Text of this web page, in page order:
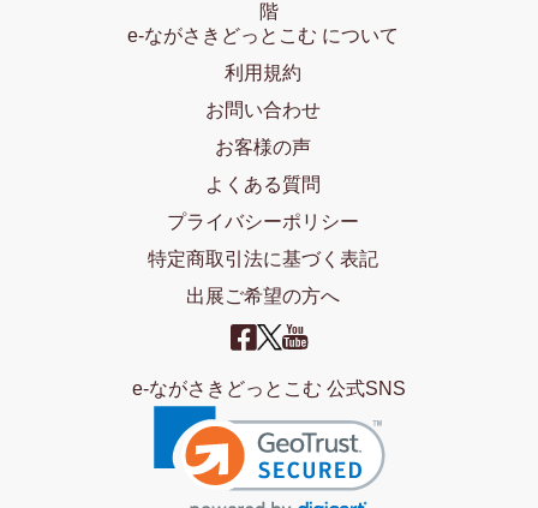
階
e-ながさきどっとこむ について
利用規約
お問い合わせ
お客様の声
よくある質問
プライバシーポリシー
特定商取引法に基づく表記
出展ご希望の方へ
e-ながさきどっとこむ 公式SNS